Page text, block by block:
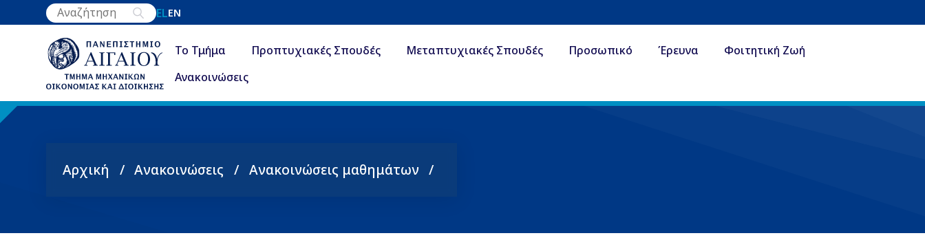
Παράκαμψη
προς
περιεχόμενο
ELEN
Το Τμήμα Προπτυχιακές Σπουδές Μεταπτυχιακές Σπουδές Προσωπικό Έρευνα
Φοιτητική Ζωή
Ανακοινώσεις
Breadcrumb
Αρχική Ανακοινώσεις Ανακοινώσεις μαθημάτων